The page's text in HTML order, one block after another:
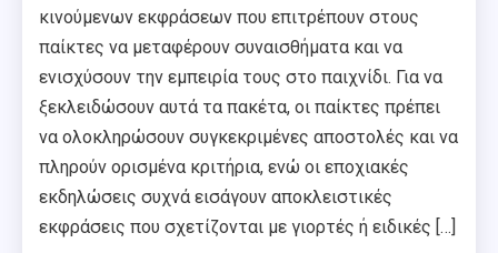
κινούμενων εκφράσεων που επιτρέπουν στους
παίκτες να μεταφέρουν συναισθήματα και να
ενισχύσουν την εμπειρία τους στο παιχνίδι. Για να
ξεκλειδώσουν αυτά τα πακέτα, οι παίκτες πρέπει
να ολοκληρώσουν συγκεκριμένες αποστολές και να
πληρούν ορισμένα κριτήρια, ενώ οι εποχιακές
εκδηλώσεις συχνά εισάγουν αποκλειστικές
εκφράσεις που σχετίζονται με γιορτές ή ειδικές […]